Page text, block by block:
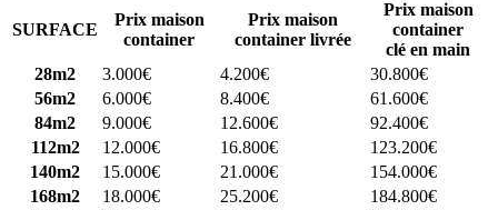
SURFACE
Prix maison
container
Prix maison
container livrée
Prix maison
container
clé en main
28m2
3.000€ 4.200€
30.800€
56m2
6.000€ 8.400€
61.600€
84m2
9.000€ 12.600€
92.400€
112m2
12.000€ 16.800€
123.200€
140m2
15.000€ 21.000€
154.000€
168m2
18.000€ 25.200€
184.800€